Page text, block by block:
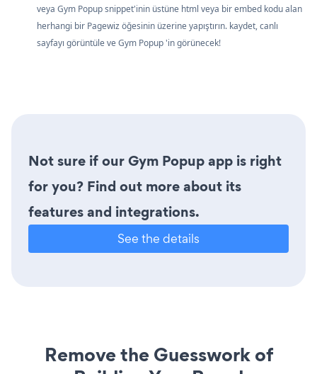
veya Gym Popup snippet'inin üstüne html veya bir embed kodu alan
herhangi bir Pagewiz öğesinin üzerine yapıştırın. kaydet, canlı
sayfayı görüntüle ve Gym Popup 'in görünecek!
Not sure if our Gym Popup app is right
for you? Find out more about its
features and integrations.
See the details
Remove the Guesswork of